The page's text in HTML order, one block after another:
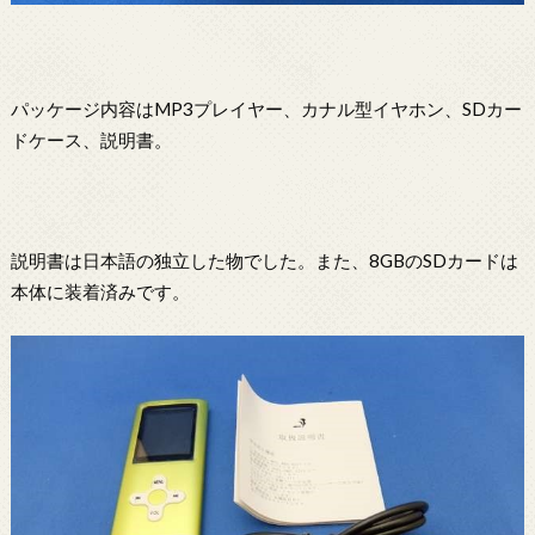
パッケージ内容はMP3プレイヤー、カナル型イヤホン、SDカー
ドケース、説明書。
説明書は日本語の独立した物でした。また、8GBのSDカードは
本体に装着済みです。